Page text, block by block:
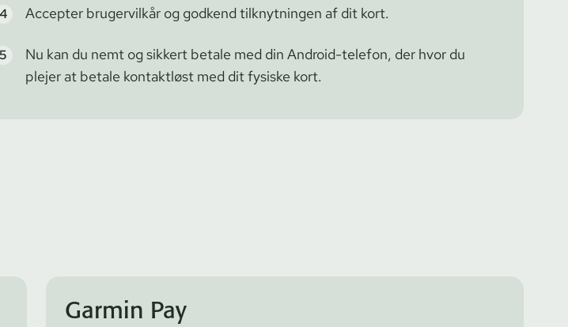
Accepter brugervilkår og godkend tilknytningen af dit kort.
Nu kan du nemt og sikkert betale med din Android-telefon, der hvor du
plejer at betale kontaktløst med dit fysiske kort.
Garmin Pay